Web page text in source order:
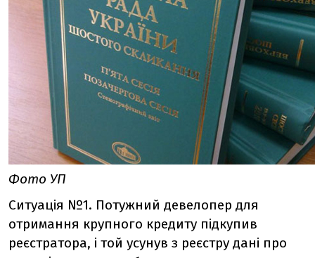
Фото УП
Ситуація №1. Потужний девелопер для
отримання крупного кредиту підкупив
реєстратора, і той усунув з реєстру дані про